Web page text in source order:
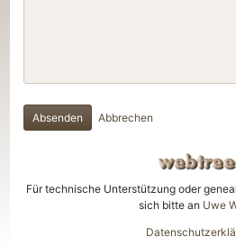
Absenden Abbrechen
Für technische Unterstützung oder
sich bitte an Uwe